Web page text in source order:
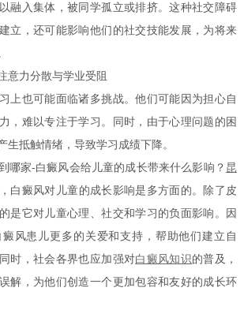
融入集体，被同学孤立或排挤。这种社交障碍
立，还可能影响他们的社交技能发展，为将来
力分散与学业受阻
也可能面临诸多挑战。他们可能因为担心自
，难以专注于学习。同时，由于心理问题的困
生抵触情绪，导致学习成绩下降。
家-白癜风会给儿童的成长带来什么影响？ 昆
白癜风对儿童的成长影响是多方面的。除了皮
是它对儿童心理、社交和学习的负面影响。因
风患儿更多的关爱和支持，帮助他们建立自
时，社会各界也应加强对白癜风知识的普及，
解，为他们创造一个更加包容和友好的成长环